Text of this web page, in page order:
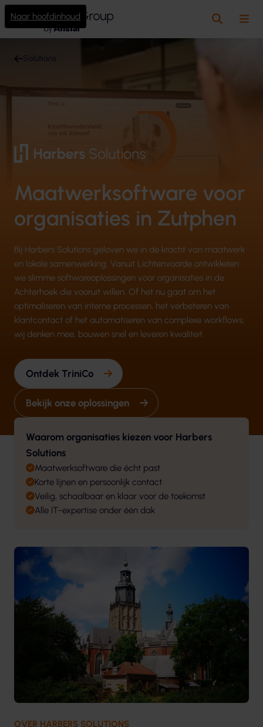
Naar hoofdinhoud
Zoeken
Solutions
Maatwerksoftware voor
organisaties in Zutphen
Bij Harbers Solutions geloven we in de kracht van maatwerk
en lokale samenwerking. Vanuit Lichtenvoorde ontwikkelen
we slimme softwareoplossingen voor organisaties in de
Achterhoek die vooruit willen. Of het nu gaat om het
optimaliseren van interne processen, het verbeteren van
klantcontact of het automatiseren van complexe workflows;
wij denken mee, bouwen snel en leveren kwaliteit.
Ontdek TriniCo
Bekijk onze oplossingen
Waarom organisaties kiezen voor Harbers
Solutions
Maatwerksoftware die écht past
Korte lijnen en persoonlijk contact
Veilig, schaalbaar en klaar voor de toekomst
Alle IT-expertise onder één dak
OVER HARBERS SOLUTIONS